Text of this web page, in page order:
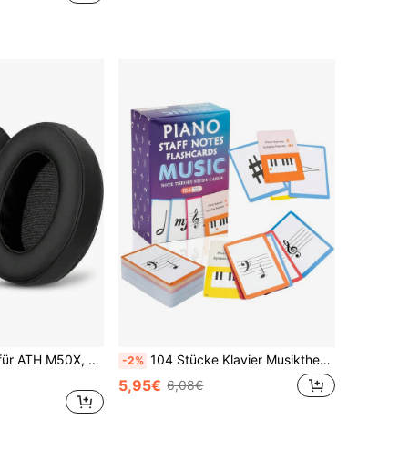
Ersatz-Ohrpolster für ATH M50X, M50BT, Arctis, Pro Wireless & Stealth 600, Cloud, AKG und weitere Kopfhörer, Memory-Schaum-Ohrkissen, schwarze ovale Form
-2% 104 Stücke Klavier Musiktheorie Lernkarten Set, Klavier Notenkarten, Klavier & Keyboard Musiktheorie Lernkarten, Musiktheorie Lernkarten, bestehend aus 76 Stücke Musiktheorie Karten und 28 Stücke Notenkarten, geeignet für Klavierunterricht und Anfänger, hilft Ihnen dabei, die Musiktheorie schnell zu erlernen
5,95€ 6,08€